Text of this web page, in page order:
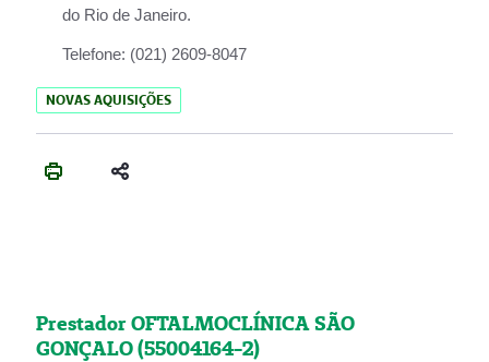
do Rio de Janeiro.
Telefone: (021) 2609-8047
NOVAS AQUISIÇÕES
Prestador OFTALMOCLÍNICA SÃO
GONÇALO (55004164-2)